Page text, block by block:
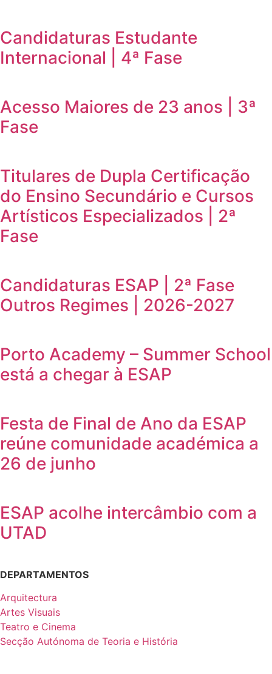
Candidaturas Estudante
Internacional | 4ª Fase
Acesso Maiores de 23 anos | 3ª
Fase
Titulares de Dupla Certificação
do Ensino Secundário e Cursos
Artísticos Especializados | 2ª
Fase
Candidaturas ESAP | 2ª Fase
Outros Regimes | 2026-2027
Porto Academy – Summer School
está a chegar à ESAP
Festa de Final de Ano da ESAP
reúne comunidade académica a
26 de junho
ESAP acolhe intercâmbio com a
UTAD
DEPARTAMENTOS
Arquitectura
Artes Visuais
Teatro e Cinema
Secção Autónoma de Teoria e História